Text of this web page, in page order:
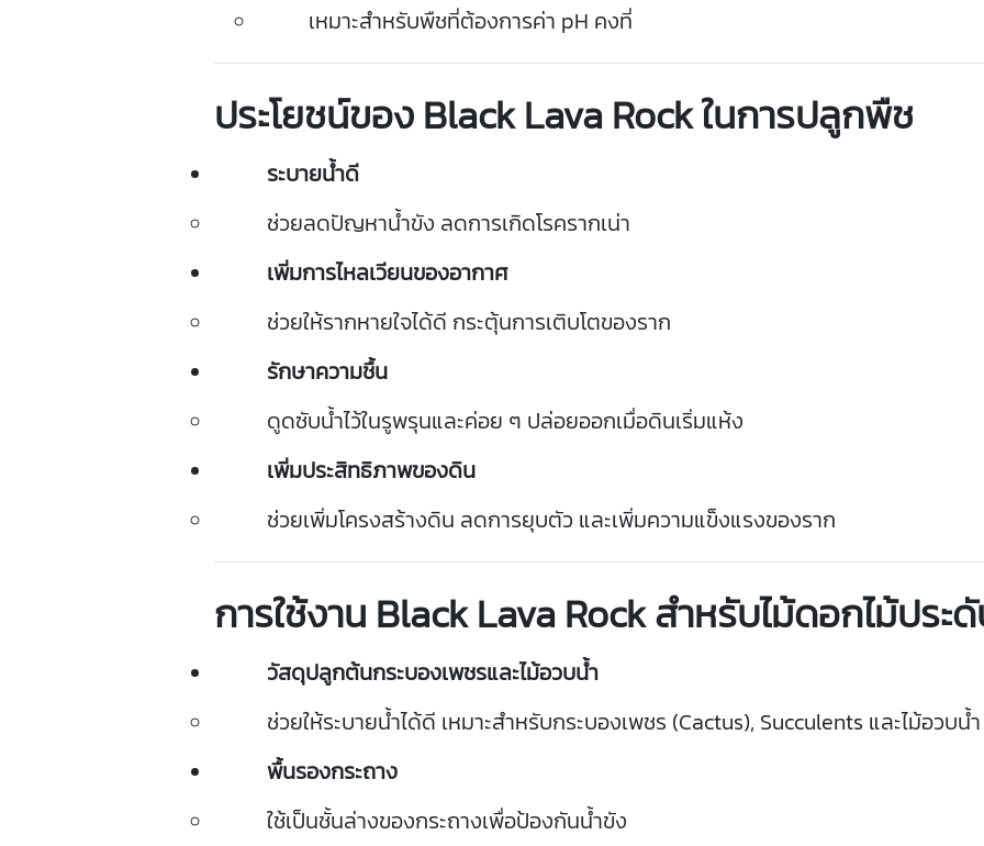
เหมาะสำหรับพืชที่ต้องการค่า pH คงที่
ประโยชน์ของBlackLava Rockในการปลูกพืช
ระบายน้ำดี
ช่วยลดปัญหาน้ำขัง ลดการเกิดโรครากเน่า
เพิ่มการไหลเวียนของอากาศ
ช่วยให้รากหายใจได้ดี กระตุ้นการเติบโตของราก
รักษาความชื้น
ดูดซับน้ำไว้ในรูพรุนและค่อย ๆ ปล่อยออกเมื่อดินเริ่มแห้ง
เพิ่มประสิทธิภาพของดิน
ช่วยเพิ่มโครงสร้างดิน ลดการยุบตัว และเพิ่มความแข็งแรงของราก
การใช้งาน BlackLava Rockสำหรับไม้ดอกไม้ประ
วัสดุปลูกต้นกระบองเพชรและไม้อวบน้ำ
ช่วยให้ระบายน้ำได้ดี เหมาะสำหรับกระบองเพชร (Cactus), Succulents และไม้อวบน้ำ
พื้นรองกระถาง
ใช้เป็นชั้นล่างของกระถางเพื่อป้องกันน้ำขัง